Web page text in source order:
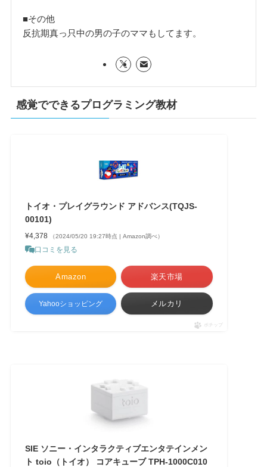
■その他
反抗期真っ只中の男の子のママもしてます。
感覚でできるプログラミング教材
トイオ・プレイグラウンド アドバンス(TQJS-
00101)
¥4,378 （2024/05/20 19:27時点 | Amazon調べ）
口コミを見る
Amazon 楽天市場
Yahooショッピング メルカリ
ポチップ
SIE ソニー・インタラクティブエンタテインメン
ト toio（トイオ） コアキューブ TPH-1000C010